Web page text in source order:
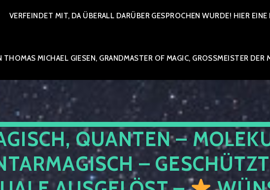
VERFEINDET MIT, DA ÜBERALL DARÜBER GESPROCHEN WURDE! HIER
THOMAS MICHAEL GIESEN, GRANDMASTER OF MAGIC, GROSSMEISTER DER
QUANTEN –
–